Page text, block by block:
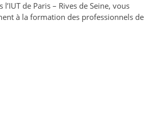
l’IUT de Paris – Rives de Seine, vous
à la formation des professionnels de